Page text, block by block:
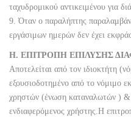
ταχυδρομικού αντικειμένου για
9. Όταν ο παραλήπτης
εργάσιμων ημερών δεν έχει
Η. ΕΠΙΤΡΟΠΗ ΕΠΙΛΥΣΗΣ
Αποτελείται από τον ιδιοκτήτη
εξουσιοδοτημένο από το νόμιμο
χρηστών (ένωση καταναλωτών ) &
ενδιαφερόμενος χρήστης.Η